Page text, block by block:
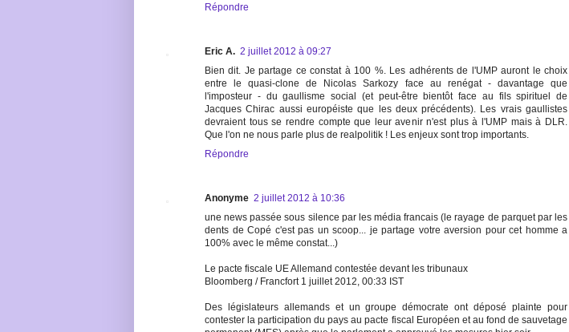
Répondre
Eric A. 2 juillet 2012 à 09:27
Bien dit. Je partage ce constat à 100 %. Les adhérents de l'UMP auront le choix
entre le quasi-clone de Nicolas Sarkozy face au renégat - davantage que
l'imposteur - du gaullisme social (et peut-être bientôt face au fils spirituel de
Jacques Chirac aussi européiste que les deux précédents). Les vrais gaullistes
devraient tous se rendre compte que leur avenir n'est plus à l'UMP mais à DLR.
Que l'on ne nous parle plus de realpolitik ! Les enjeux sont trop importants.
Répondre
Anonyme 2 juillet 2012 à 10:36
une news passée sous silence par les média francais (le rayage de parquet par les
dents de Copé c'est pas un scoop... je partage votre aversion pour cet homme a
100% avec le même constat...)
Le pacte fiscale UE Allemand contestée devant les tribunaux
Bloomberg / Francfort 1 juillet 2012, 00:33 IST
Des législateurs allemands et un groupe démocrate ont déposé plainte pour
contester la participation du pays au pacte fiscal Européen et au fond de sauvetage